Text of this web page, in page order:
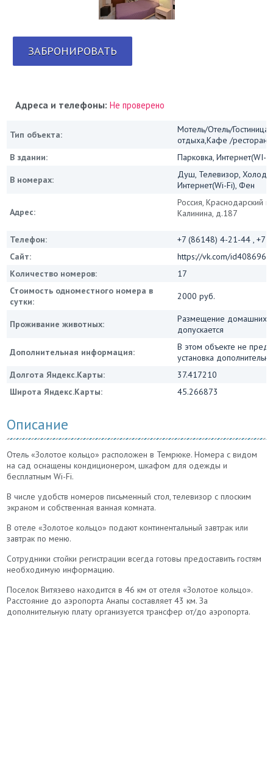
ЗАБРОНИРОВАТЬ
Адреса и телефоны:Не проверено
Тип объекта:
Мотель/Отель/
отдыха,Кафе /рестораны
В здании:
Парковка, Интернет(WI-
В номерах:
Душ, Телевизор,
Интернет(Wi-Fi), Фен
Адрес:
Россия, Краснодарский
Калинина, д.187
Телефон:
+7 (86148) 4-21-44 , +7
Сайт:
https://vk.com/
Количество номеров:
17
Стоимость одноместного номера в
сутки:
2000 руб.
Проживание животных:
Размещение домашних
допускается
Дополнительная информация:
В этом объекте не
установка
Долгота Яндекс.Карты:
37.417210
Широта Яндекс.Карты:
45.266873
Описание
Отель «Золотое кольцо» расположен в Темрюке. Номера с видом
на сад оснащены кондиционером, шкафом для одежды и
бесплатным Wi-Fi.
В числе удобств номеров письменный стол, телевизор с плоским
экраном и собственная ванная комната.
В отеле «Золотое кольцо» подают континентальный завтрак или
завтрак по меню.
Сотрудники стойки регистрации всегда готовы предоставить гостям
необходимую информацию.
Поселок Витязево находится в 46 км от отеля «Золотое кольцо».
Расстояние до аэропорта Анапы составляет 43 км. За
дополнительную плату организуется трансфер от/до аэропорта.